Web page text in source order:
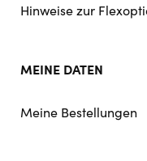
Hinweise zur
MEINE DATEN
Meine Bestellungen